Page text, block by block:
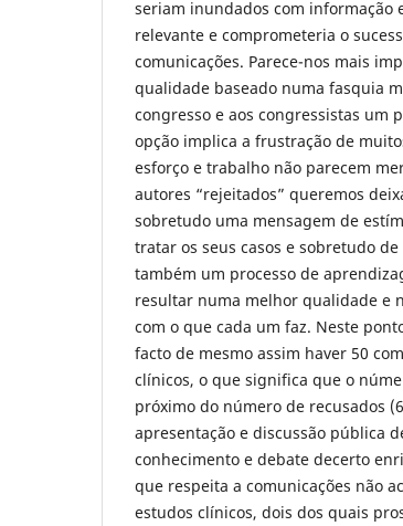
seriam inundados com informação
relevante e comprometeria o
comunicações. Parece-nos mais
qualidade baseado numa fasquia
congresso e aos congressistas um
opção implica a frustração de
esforço e trabalho não parecem
autores “rejeitados” queremos
sobretudo uma mensagem de
tratar os seus casos e sobretudo
também um processo de
resultar numa melhor qualidade e
com o que cada um faz. Neste
facto de mesmo assim haver 50
clínicos, o que significa que o
próximo do número de recusados
apresentação e discussão pública
conhecimento e debate decerto
que respeita a comunicações não
estudos clínicos, dois dos quais